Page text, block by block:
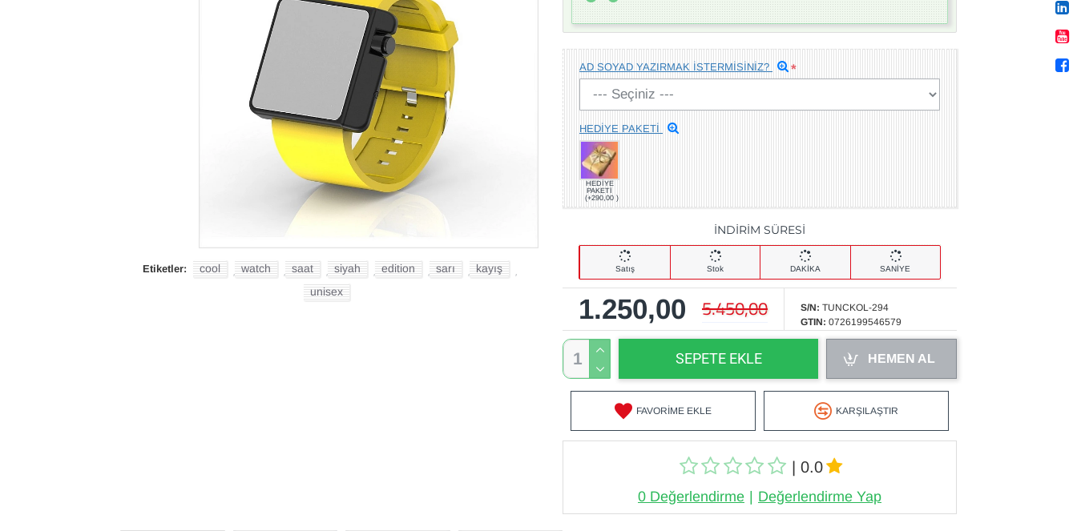
Etiketler: cool , watch , saat , siyah , edition , sarı , kayış ,
unisex
| 0.0
0 Değerlendirme Değerlendirme Yap
İNDİRİM SÜRESİ
Satış Stok DAKİKA SANİYE
1.250,00 5.450,00 S/N: TUNCKOL-294
GTIN: 0726199546579
AD SOYAD YAZIRMAK İSTERMİSİNİZ?
HEDİYE PAKETİ
HEDİYE
PAKETİ
(+290,00 )
SEPETE EKLE HEMEN AL
FAVORIME EKLE KARŞILAŞTIR